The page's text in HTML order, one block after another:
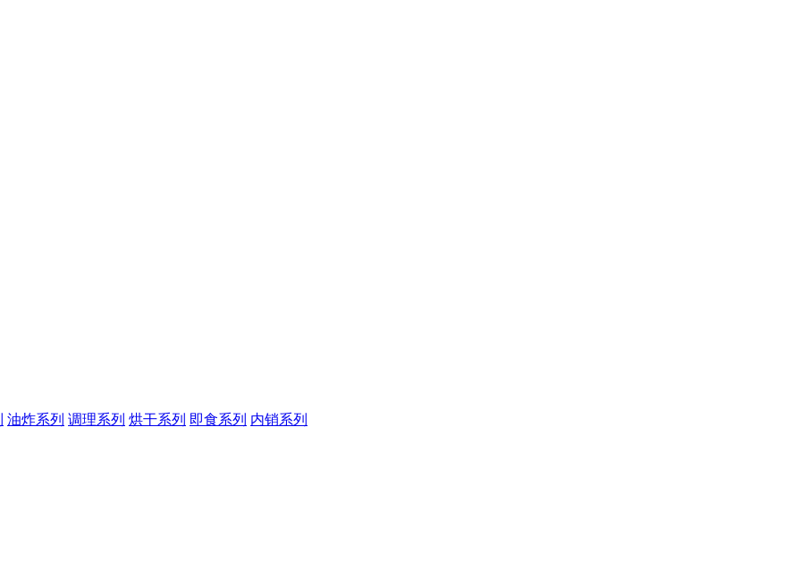
油炸系列 调理系列 烘干系列 即食系列 内销系列